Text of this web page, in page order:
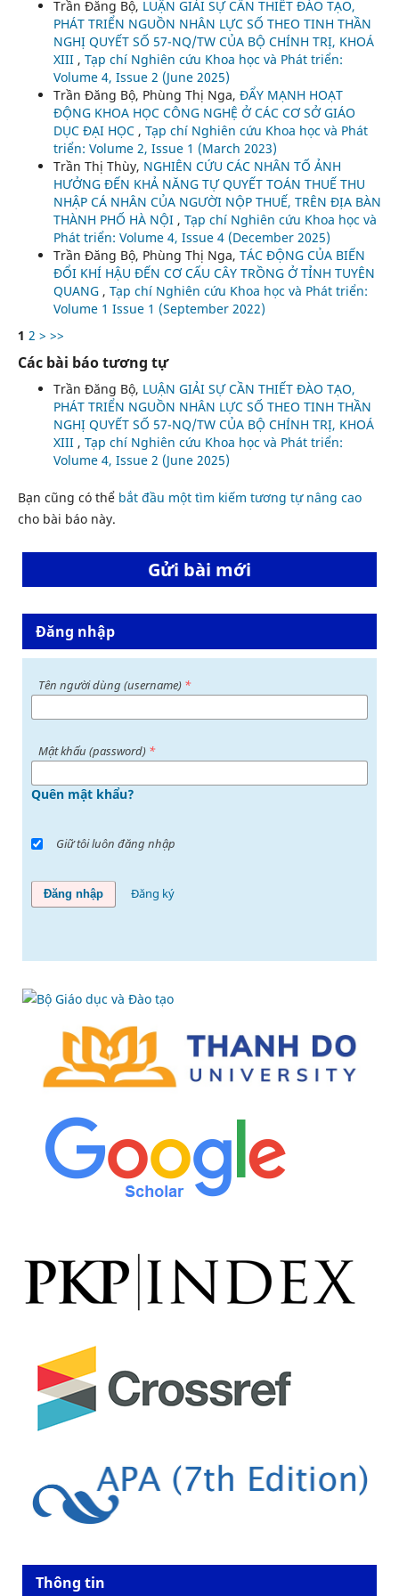
Trần Đăng Bộ, LUẬN GIẢI SỰ CẦN THIẾT ĐÀO TẠO,
PHÁT TRIỂN NGUỒN NHÂN LỰC SỐ THEO TINH THẦN
NGHỊ QUYẾT SỐ 57-NQ/TW CỦA BỘ CHÍNH TRỊ, KHOÁ
XIII , Tạp chí Nghiên cứu Khoa học và Phát triển:
Volume 4, Issue 2 (June 2025)
Trần Đăng Bộ, Phùng Thị Nga, ĐẨY MẠNH HOẠT
ĐỘNG KHOA HỌC CÔNG NGHỆ Ở CÁC CƠ SỞ GIÁO
DỤC ĐẠI HỌC , Tạp chí Nghiên cứu Khoa học và Phát
triển: Volume 2, Issue 1 (March 2023)
Trần Thị Thùy, NGHIÊN CỨU CÁC NHÂN TỐ ẢNH
HƯỞNG ĐẾN KHẢ NĂNG TỰ QUYẾT TOÁN THUẾ THU
NHẬP CÁ NHÂN CỦA NGƯỜI NỘP THUẾ, TRÊN ĐỊA BÀN
THÀNH PHỐ HÀ NỘI , Tạp chí Nghiên cứu Khoa học và
Phát triển: Volume 4, Issue 4 (December 2025)
Trần Đăng Bộ, Phùng Thị Nga, TÁC ĐỘNG CỦA BIẾN
ĐỔI KHÍ HẬU ĐẾN CƠ CẤU CÂY TRỒNG Ở TỈNH TUYÊN
QUANG , Tạp chí Nghiên cứu Khoa học và Phát triển:
Volume 1 Issue 1 (September 2022)
1 2 > >>
Các bài báo tương tự
Trần Đăng Bộ, LUẬN GIẢI SỰ CẦN THIẾT ĐÀO TẠO,
PHÁT TRIỂN NGUỒN NHÂN LỰC SỐ THEO TINH THẦN
NGHỊ QUYẾT SỐ 57-NQ/TW CỦA BỘ CHÍNH TRỊ, KHOÁ
XIII , Tạp chí Nghiên cứu Khoa học và Phát triển:
Volume 4, Issue 2 (June 2025)
Bạn cũng có thể bắt đầu một tìm kiếm tương tự nâng cao
cho bài báo này.
Gửi bài mới
Đăng nhập
Tên người dùng (username) *
Mật khấu (password) *
Quên mật khẩu?
Giữ tôi luôn đăng nhập
Đăng nhập Đăng ký
Thông tin